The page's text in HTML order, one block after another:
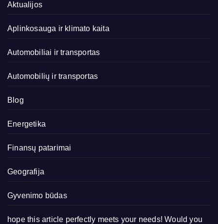
Aktualijos
Aplinkosauga ir klimato kaita
Automobiliai ir transportas
Automobilių ir transportas
Blog
Energetika
Finansų patarimai
Geografija
Gyvenimo būdas
hope this article perfectly meets your needs! Would you